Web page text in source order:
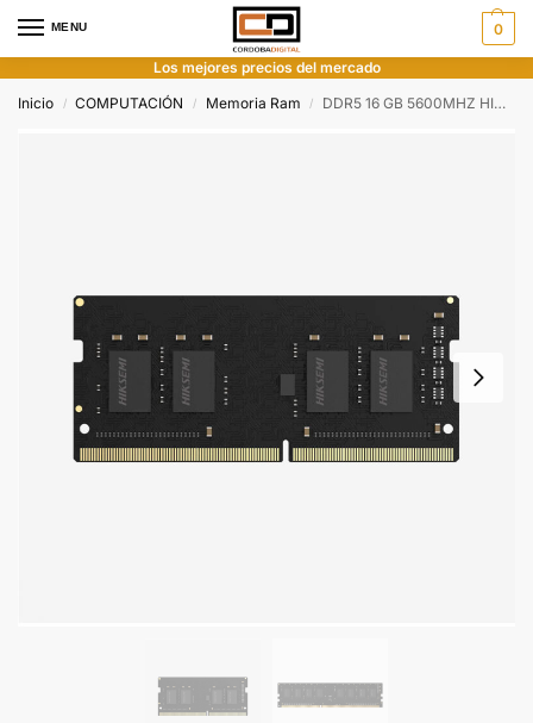
MENU 0
Los mejores precios del mercado
Inicio
/ COMPUTACIÓN / Memoria Ram / DDR5 16 GB 5600MHZ HIKSEMI HIKER SODIMM